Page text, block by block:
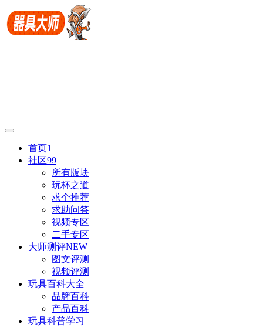
首页1
社区99
所有版块
玩杯之道
求个推荐
求助问答
视频专区
二手专区
大师测评NEW
图文评测
视频评测
玩具百科大全
品牌百科
产品百科
玩具科普学习